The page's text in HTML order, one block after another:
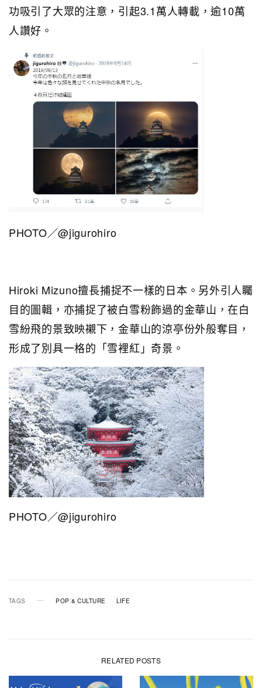
功吸引了大眾的注意，引起3.1萬人轉載，逾10萬
人讚好。
PHOTO／@jigurohiro
Hiroki Mizuno擅長捕捉不一樣的日本。另外引人矚
目的圖輯，亦捕捉了被白雪粉飾過的金華山，在白
雪紛飛的景致映襯下，金華山的涼亭份外般奪目，
形成了別具一格的「雪裡紅」奇景。
PHOTO／@jigurohiro
TAGS POP & CULTURE LIFE
RELATED POSTS